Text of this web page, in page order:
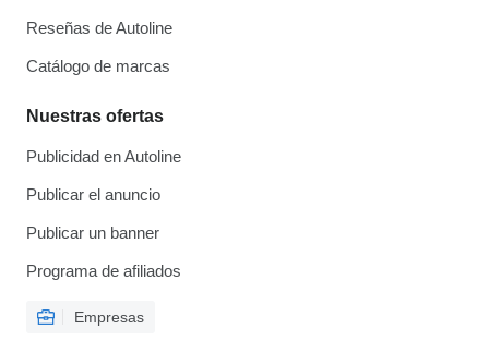
Reseñas de Autoline
Catálogo de marcas
Nuestras ofertas
Publicidad en Autoline
Publicar el anuncio
Publicar un banner
Programa de afiliados
Empresas